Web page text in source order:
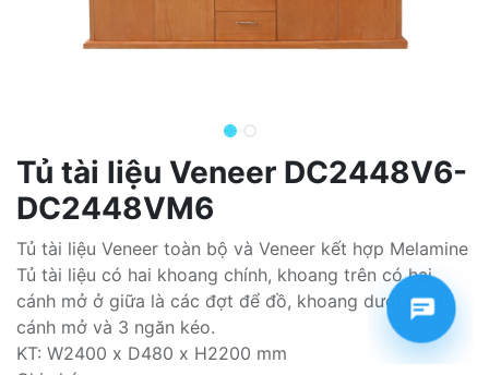
Tủ tài liệu Veneer DC2448V6-
DC2448VM6
Tủ tài liệu Veneer toàn bộ và Veneer kết hợp Melamine
Tủ tài liệu có hai khoang chính, khoang trên có hai
cánh mở ở giữa là các đợt để đồ, khoang dưới có 4
cánh mở và 3 ngăn kéo.
KT: W2400 x D480 x H2200 mm